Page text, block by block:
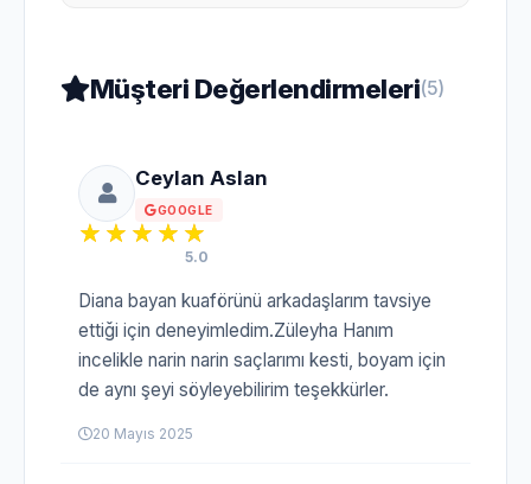
Müşteri Değerlendirmeleri(5)
Ceylan Aslan
GOOGLE
5.0
Diana bayan kuaförünü arkadaşlarım tavsiye
ettiği için deneyimledim.Züleyha Hanım
incelikle narin narin saçlarımı kesti, boyam için
de aynı şeyi söyleyebilirim teşekkürler.
20 Mayıs 2025